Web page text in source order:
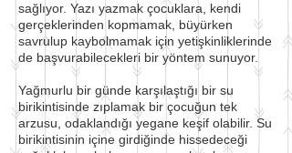
sağlıyor. Yazı yazmak çocuklara, kendi
gerçeklerinden kopmamak, büyürken
savrulup kaybolmamak için yetişkinliklerinde
de başvurabilecekleri bir yöntem sunuyor.
Yağmurlu bir günde karşılaştığı bir su
birikintisinde zıplamak bir çocuğun tek
arzusu, odaklandığı yegane keşif olabilir. Su
birikintisinin içine girdiğinde hissedeceği